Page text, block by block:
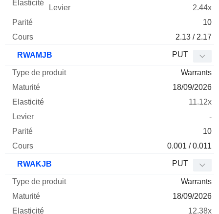
2.44x
10
2.13 / 2.17
RWAMJB PUT
Warrants
18/09/2026
11.12x
-
10
0.001 / 0.011
RWAKJB PUT
Warrants
18/09/2026
12.38x